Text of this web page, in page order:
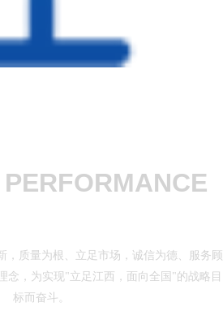
，质量为根、立足市场，诚信为德、服务顾
念，为实现"立足江西，面向全国"的战略目
标而奋斗。